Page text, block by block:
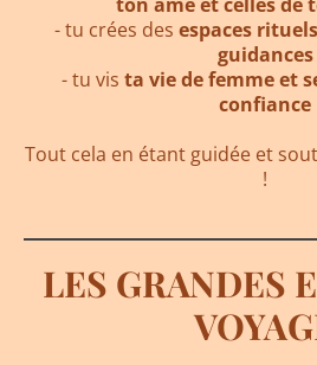
- tu crées des espaces
guidances
- tu vis ta vie de femme et
confiance
Tout cela en étant guidée et
!
LES GRANDES